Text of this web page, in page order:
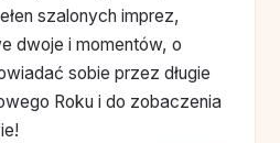
szalonych imprez,
dwoje i momentów, o
sobie przez długie
Roku i do zobaczenia